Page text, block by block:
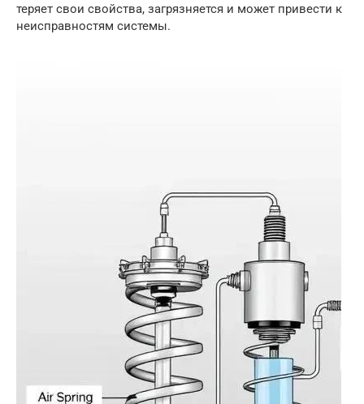
теряет свои свойства, загрязняется и может привести к
неисправностям системы.